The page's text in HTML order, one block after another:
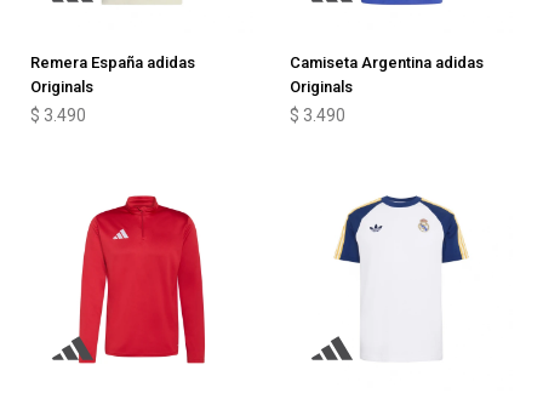
Remera España adidas
Originals
$ 3.490
Camiseta Argentina adidas
Originals
$ 3.490